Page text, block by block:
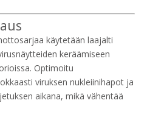
käytetään laajalti
keräämiseen
Optimoitu
viruksen nukleiinihapot ja
aikana, mikä vähentää